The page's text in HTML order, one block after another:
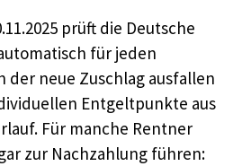
prüft die Deutsche
für jeden
der neue Zuschlag ausfallen
Entgeltpunkte aus
Für manche Rentner
zur Nachzahlung führen: